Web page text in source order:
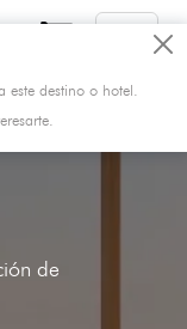
de
destino o hotel.